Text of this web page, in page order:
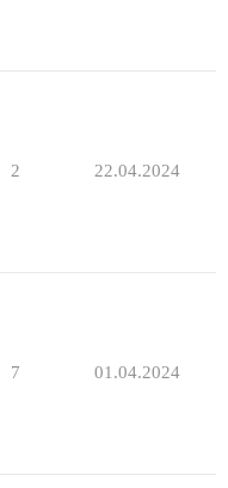
2 22.04.2024
7 01.04.2024